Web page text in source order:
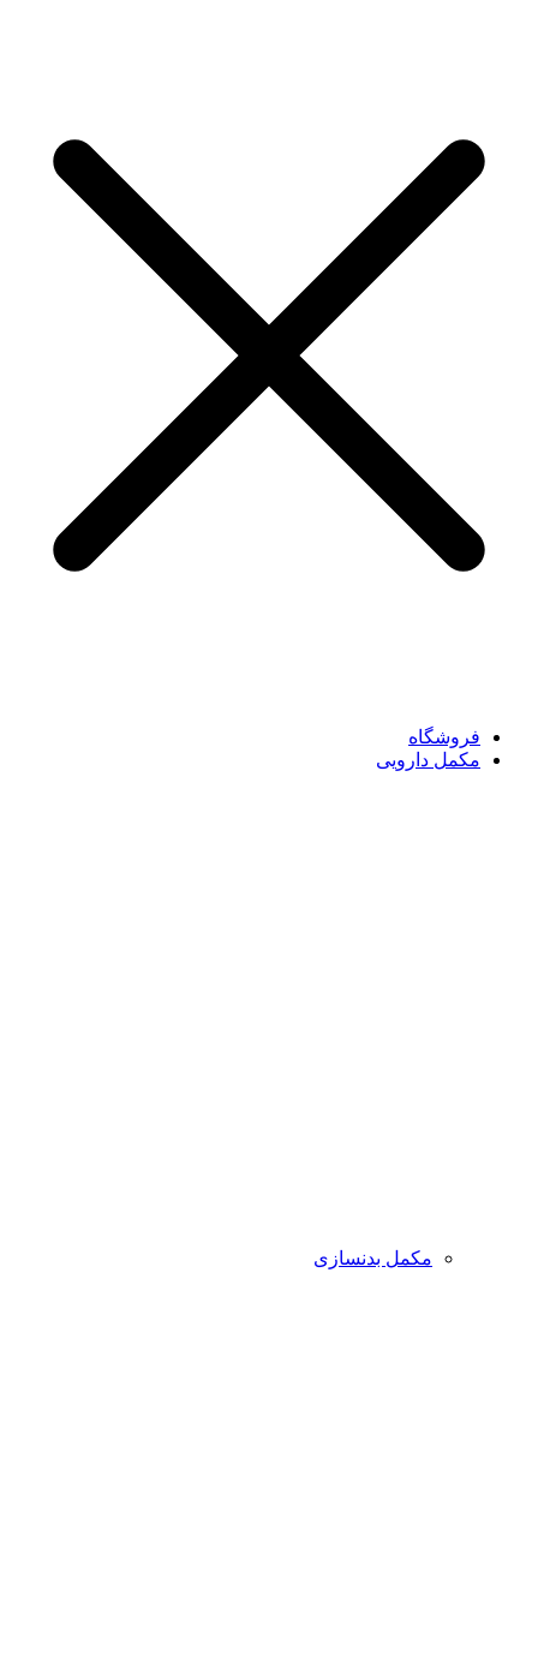
فروشگاه
مکمل دارویی
مکمل بدنسازی